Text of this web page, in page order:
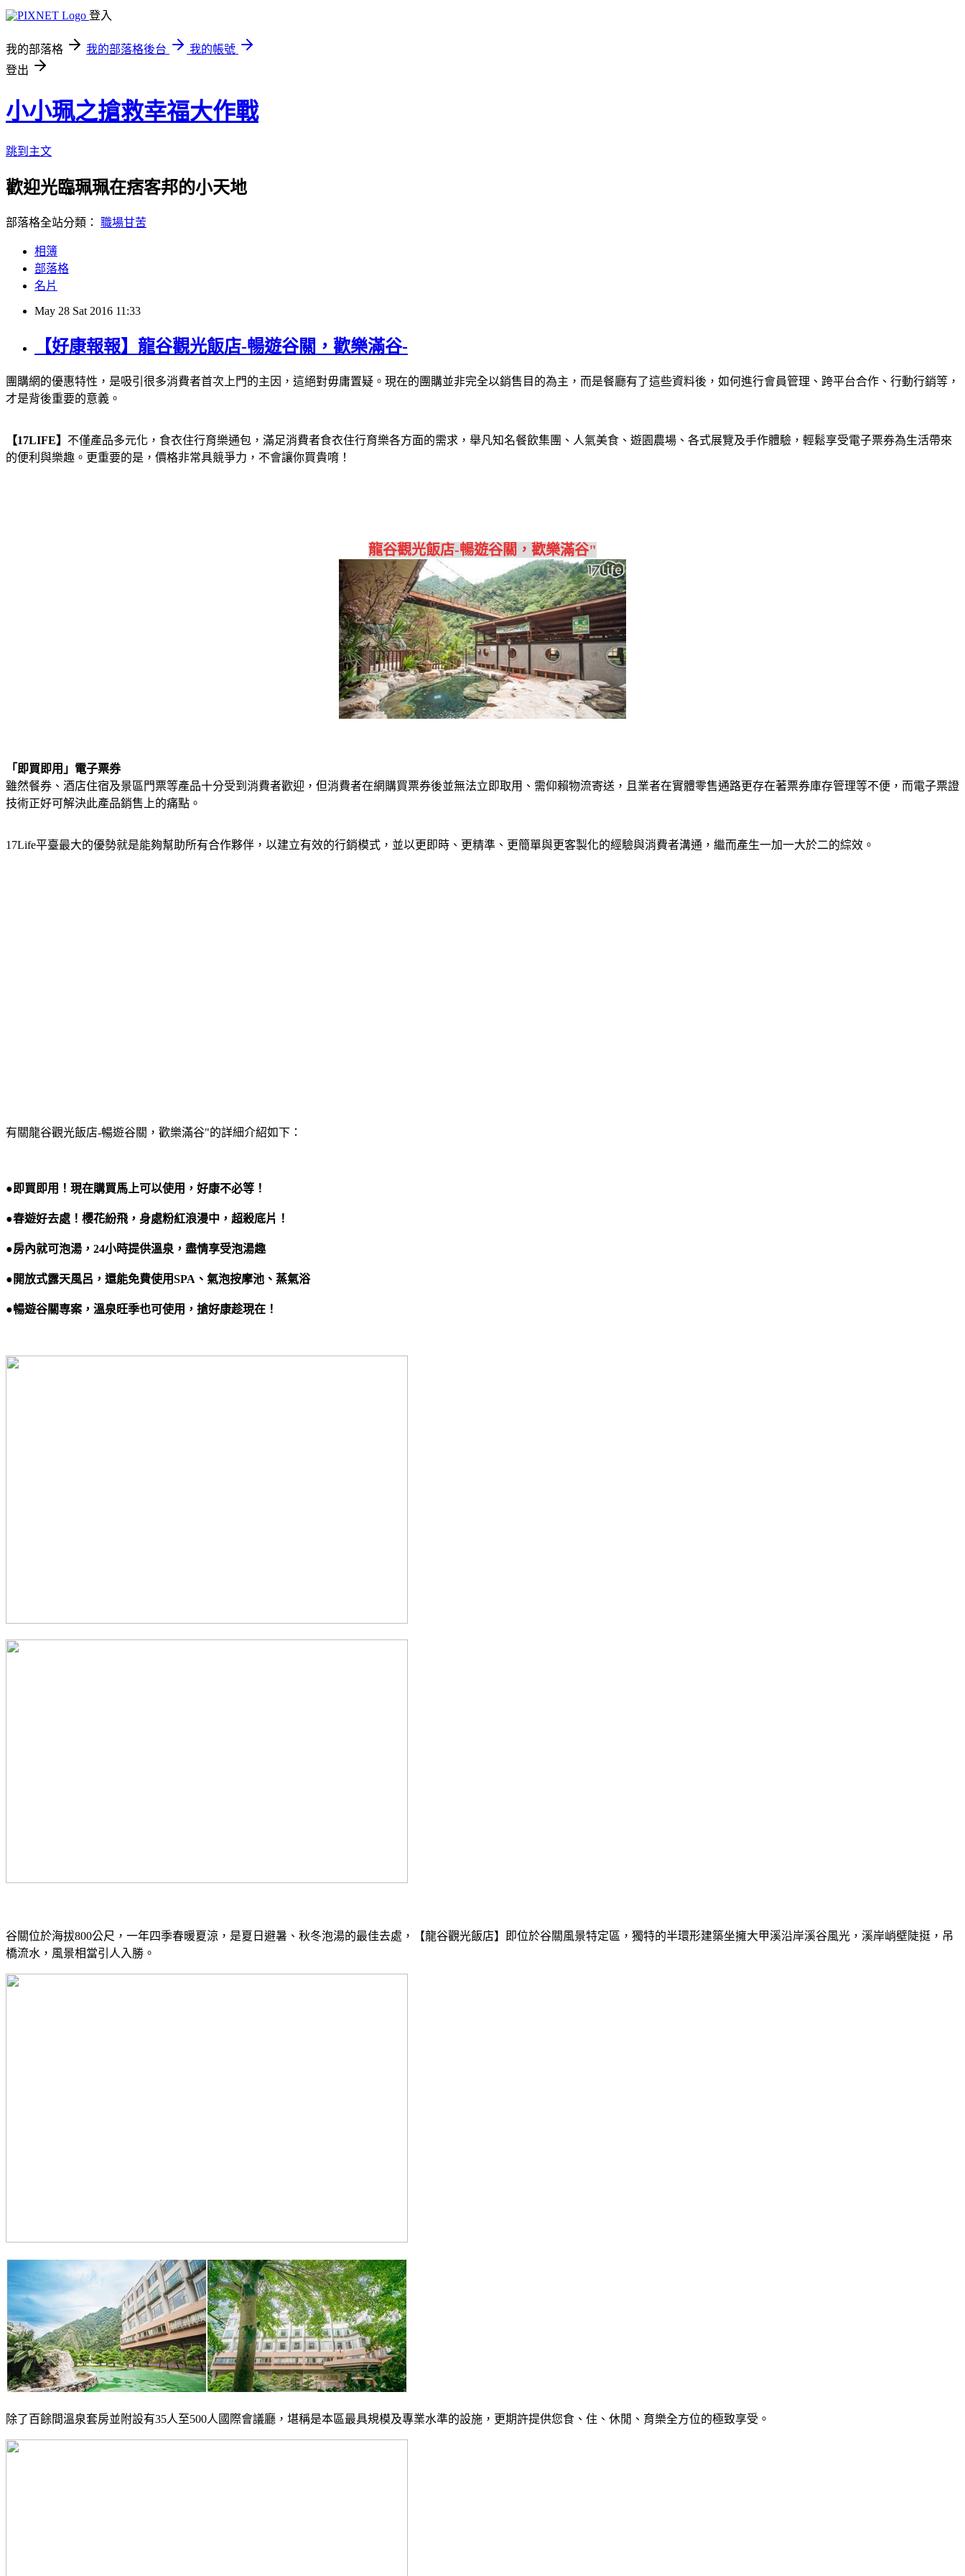
登入
我的部落格 我的部落格後台
我的帳號
登出
小小珮之搶救幸福大作戰
跳到主文
歡迎光臨珮珮在痞客邦的小天地
部落格全站分類： 職場甘苦
相簿
部落格
名片
May 28 Sat 2016 11:33
【好康報報】龍谷觀光飯店-暢遊谷關，歡樂滿谷-
團購網的優惠特性，是吸引很多消費者首次上門的主因，這絕對毋庸置疑。現在的團購並非完全以銷售目的為主，而是餐廳有了這些資料後，如何進行會員管理、跨平台合作、行動行銷等，
才是背後重要的意義。
【17LIFE】 不僅產品多元化，食衣住行育樂通包，滿足消費者食衣住行育樂各方面的需求，舉凡知名餐飲集團、人氣美食、遊園農場、各式展覽及手作體驗，輕鬆享受電子票券為生活帶來
的便利與樂趣。更重要的是，價格非常具競爭力，不會讓你買貴唷！
龍谷觀光飯店-暢遊谷關，歡樂滿谷"
「即買即用」電子票券
雖然餐券、酒店住宿及景區門票等產品十分受到消費者歡迎，但消費者在網購買票券後並無法立即取用、需仰賴物流寄送，且業者在實體零售通路更存在著票券庫存管理等不便，而電子票證
技術正好可解決此產品銷售上的痛點。
17Life平臺最大的優勢就是能夠幫助所有合作夥伴，以建立有效的行銷模式，並以更即時、更精準、更簡單與更客製化的經驗與消費者溝通，繼而產生一加一大於二的綜效。
有關龍谷觀光飯店-暢遊谷關，歡樂滿谷"的詳細介紹如下：
●即買即用！現在購買馬上可以使用，好康不必等！
●春遊好去處！櫻花紛飛，身處粉紅浪漫中，超殺底片！
●房內就可泡湯，24小時提供溫泉，盡情享受泡湯趣
●開放式露天風呂，還能免費使用SPA、氣泡按摩池、蒸氣浴
●暢遊谷關専案，溫泉旺季也可使用，搶好康趁現在！
谷關位於海拔800公尺，一年四季春暖夏涼，是夏日避暑、秋冬泡湯的最佳去處，【龍谷觀光飯店】即位於谷關風景特定區，獨特的半環形建築坐擁大甲溪沿岸溪谷風光，溪岸峭壁陡挺，吊
橋流水，風景相當引人入勝。
除了百餘間溫泉套房並附設有35人至500人國際會議廳，堪稱是本區最具規模及專業水準的設施，更期許提供您食、住、休閒、育樂全方位的極致享受。